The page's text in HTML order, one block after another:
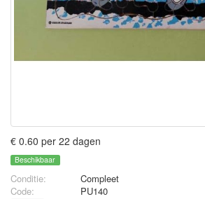
€ 0.60 per 22 dagen
Beschikbaar
Conditie:
Compleet
Code:
PU140